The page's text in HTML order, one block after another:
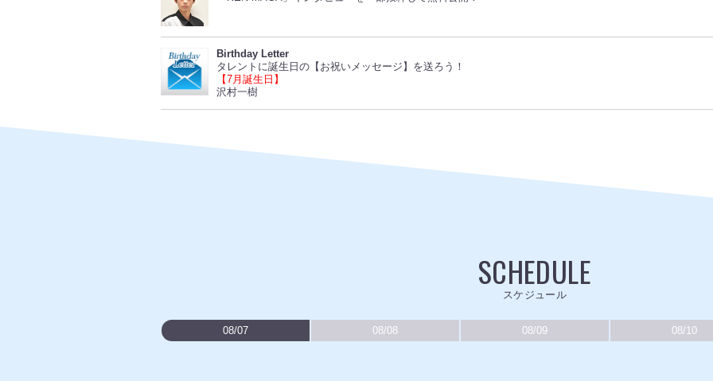
Birthday Letter
タレントに誕生日の【お祝いメッセージ】を送ろう！
【7月誕生日】
沢村一樹
SCHEDULE
スケジュール
08/07 08/08 08/09 08/10